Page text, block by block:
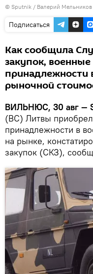
© Sputnik / Валерий Мельников
Подписаться
Как сообщила
закупок,
принадлежности
рыночной
ВИЛЬНЮС, 30 авг —
(ВС) Литвы
принадлежности в
на рынке,
закупок (СКЗ),